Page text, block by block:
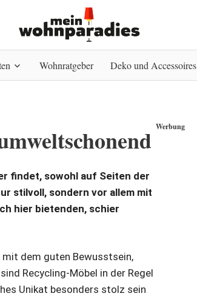
Wohnratgeber Deko und Accessoires
Werbung
findet, sowohl auf Seiten der
stilvoll, sondern vor allem mit
hier bietenden, schier
dem guten Bewusstsein,
Recycling-Möbel in der Regel
Unikat besonders stolz sein